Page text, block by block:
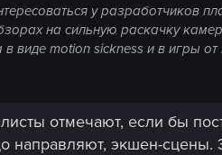
у разработчиков
на сильную раскачку
виде motion sickness и в игры от
отмечают, если бы
направляют, экшен-